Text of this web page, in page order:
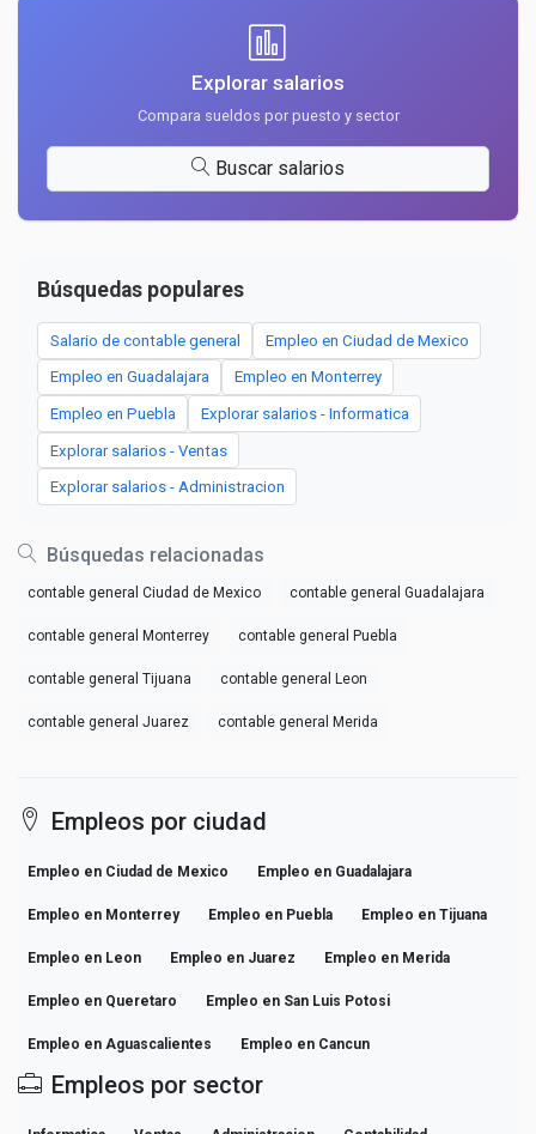
Explorar salarios
Compara sueldos por puesto y sector
Buscar salarios
Búsquedas populares
Salario de contable general Empleo en Ciudad de Mexico
Empleo en Guadalajara Empleo en Monterrey
Empleo en Puebla Explorar salarios - Informatica
Explorar salarios - Ventas
Explorar salarios - Administracion
Búsquedas relacionadas
contable general Ciudad de Mexico contable general Guadalajara
contable general Monterrey contable general Puebla
contable general Tijuana contable general Leon
contable general Juarez contable general Merida
Empleos por ciudad
Empleo en Ciudad de Mexico Empleo en Guadalajara
Empleo en Monterrey Empleo en Puebla Empleo en Tijuana
Empleo en Leon Empleo en Juarez Empleo en Merida
Empleo en Queretaro Empleo en San Luis Potosi
Empleo en Aguascalientes Empleo en Cancun
Empleos por sector